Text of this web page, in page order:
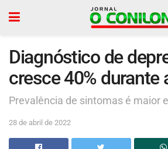
Diagnóstico de
cresce 40% durante
Prevalência de sintomas é maior
28 de abril de 2022